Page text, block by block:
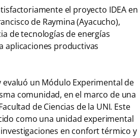
el proyecto IDEA en
de Raymina (Ayacucho),
de tecnologías de energías
aplicaciones productivas
evaluó un Módulo Experimental de
comunidad, en el marco de una
de Ciencias de la UNI. Este
como una unidad experimental
en confort térmico y